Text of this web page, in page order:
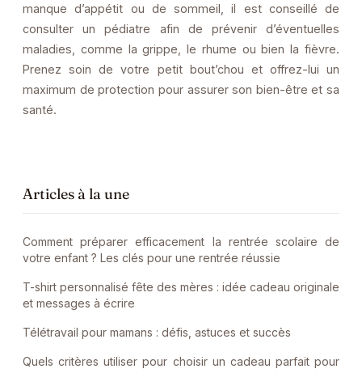
manque d’appétit ou de sommeil, il est conseillé de
consulter un pédiatre afin de prévenir d’éventuelles
maladies, comme la grippe, le rhume ou bien la fièvre.
Prenez soin de votre petit bout’chou et offrez-lui un
maximum de protection pour assurer son bien-être et sa
santé.
Articles à la une
Comment préparer efficacement la rentrée scolaire de
votre enfant ? Les clés pour une rentrée réussie
T-shirt personnalisé fête des mères : idée cadeau originale
et messages à écrire
Télétravail pour mamans : défis, astuces et succès
Quels critères utiliser pour choisir un cadeau parfait pour